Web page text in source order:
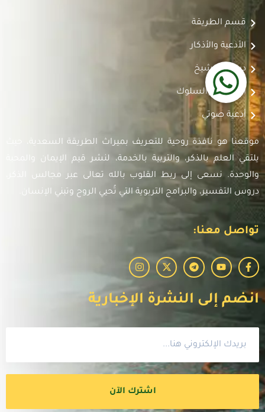
قسم الطريقة
الأدعية والأذكار
دروس الشيخ
التصوف والسلوك
أدعية صوتي
موقعنا هو نافذة روحية للتعريف بميراث الطريقة السعدية، حيث
يلتقي العلم بالذكر، والتربية بالخدمة، لنشر قيم الإيمان والمحبة
والوحدة. نسعى إلى ربط القلوب بالله تعالى عبر مجالس الذكر،
دروس التفسير، والبرامج التربوية التي تُحيي الروح وتبني الإنسان.
تواصل معنا:
انضم إلى النشرة الإخبارية
اشترك الآن